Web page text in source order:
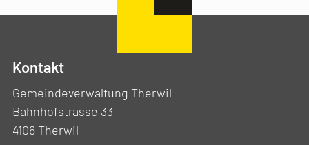
Kontakt
Gemeindeverwaltung Therwil
Bahnhofstrasse 33
4106 Therwil